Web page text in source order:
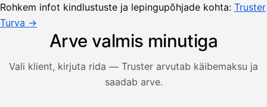
Rohkem infot kindlustuste ja lepingupõhjade kohta: Truster
Turva →
Arve valmis minutiga
Vali klient, kirjuta rida — Truster arvutab käibemaksu ja
saadab arve.
Uusi lasku
heinäkuu
1
€
25,5
471,75
Lasku lähetetty